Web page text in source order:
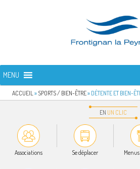
FRONTIGNAN LA
MENU
ACCUEIL » SPORTS / BIEN-ÊTRE» DÉTENTE ET BIEN-
EN UN CLIC
Associations Se déplacer